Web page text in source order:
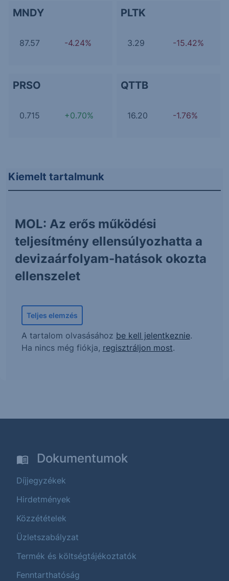
MNDY
87.57 -4.24%
PLTK
3.29 -15.42%
PRSO
0.715 +0.70%
QTTB
16.20 -1.76%
Kiemelt tartalmunk
MOL: Az erős működési
teljesítmény ellensúlyozhatta a
devizaárfolyam-hatások okozta
ellenszelet
Teljes elemzés
A tartalom olvasásához be kell jelentkeznie.
Ha nincs még fiókja, regisztráljon most.
Dokumentumok
Díjjegyzékek
Hirdetmények
Közzétételek
Üzletszabályzat
Termék és költségtájékoztatók
Fenntarthatóság